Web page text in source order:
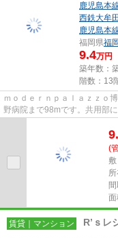
鹿児島本
西鉄大牟
鹿児島本
福岡県福
9.4万円
築年数：
階数：13
ｍｏｄｅｒｎｐａｌａｚｚｏ
野病院まで98mです。共用部
おりとても充実しています。
(
面
賃貸｜マンション R’ｓレ